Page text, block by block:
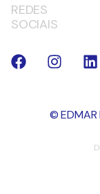
REDES
SOCIAIS
© EDMAR